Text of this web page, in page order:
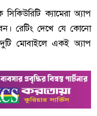
ক্যামেরা অ্যাপ
রেটিং দেখে যে কোনো
মোবাইলে একই অ্যাপ